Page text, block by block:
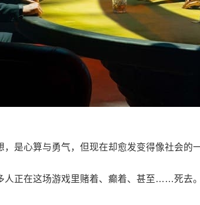
是心算与勇气，但现在却愈发变得像社会的
人正在这场游戏里赌着、癫着、甚至……死去。